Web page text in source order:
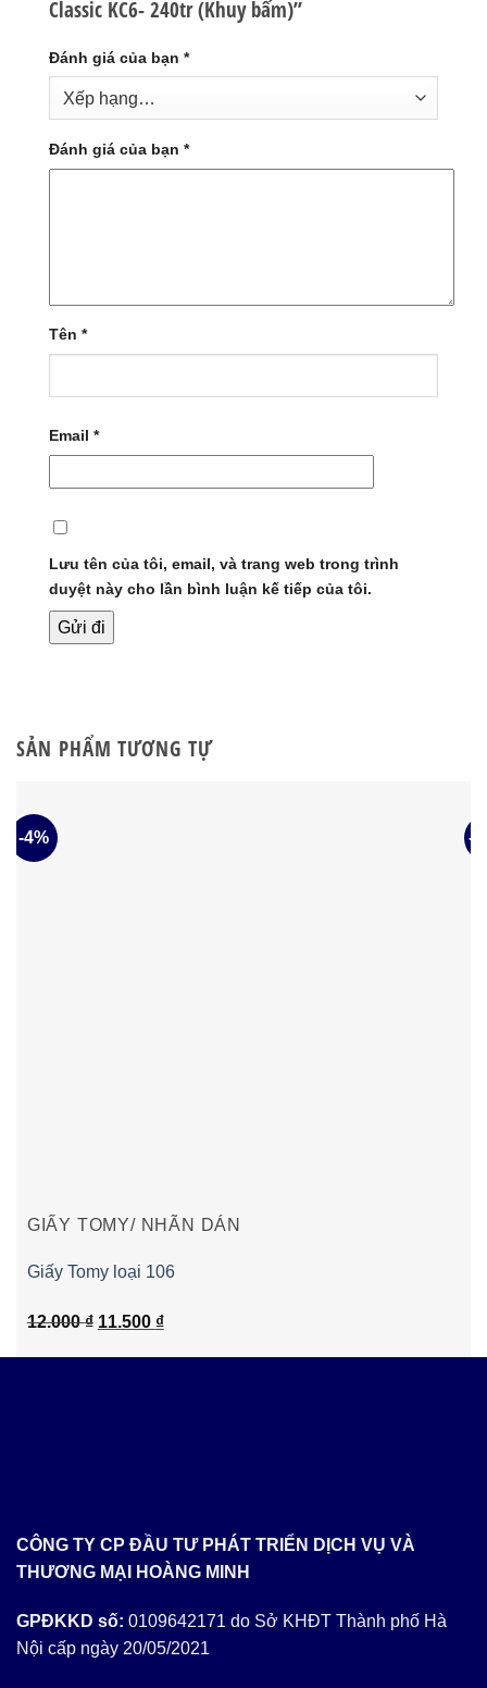
Classic KC6- 240tr (Khuy bấm)”
Đánh giá của bạn *
Đánh giá của bạn *
Tên *
Email *
Lưu tên của tôi, email, và trang web trong trình
duyệt này cho lần bình luận kế tiếp của tôi.
SẢN PHẨM TƯƠNG TỰ
-4%
GIẤY TOMY/ NHÃN DÁN
Giấy Tomy loại 106
12.000₫ Giá
11.500 ₫Giá
-
CÔNG TY CP ĐẦU TƯ PHÁT TRIỂN DỊCH VỤ VÀ
THƯƠNG MẠI HOÀNG MINH
GPĐKKD số: 0109642171 do Sở KHĐT Thành phố Hà
Nội cấp ngày 20/05/2021